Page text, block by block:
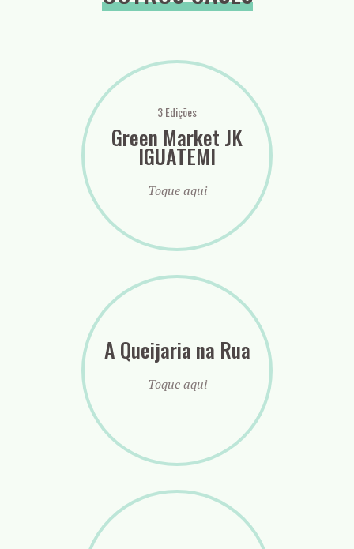
3 Edições
Green Market JK
IGUATEMI
Toque aqui
A Queijaria na Rua
Toque aqui